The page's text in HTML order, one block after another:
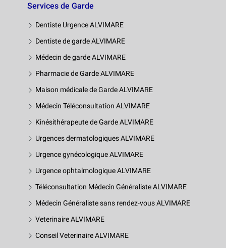
Services de Garde
Dentiste Urgence ALVIMARE
Dentiste de garde ALVIMARE
Médecin de garde ALVIMARE
Pharmacie de Garde ALVIMARE
Maison médicale de Garde ALVIMARE
Médecin Téléconsultation ALVIMARE
Kinésithérapeute de Garde ALVIMARE
Urgences dermatologiques ALVIMARE
Urgence gynécologique ALVIMARE
Urgence ophtalmologique ALVIMARE
Téléconsultation Médecin Généraliste ALVIMARE
Médecin Généraliste sans rendez-vous ALVIMARE
Veterinaire ALVIMARE
Conseil Veterinaire ALVIMARE